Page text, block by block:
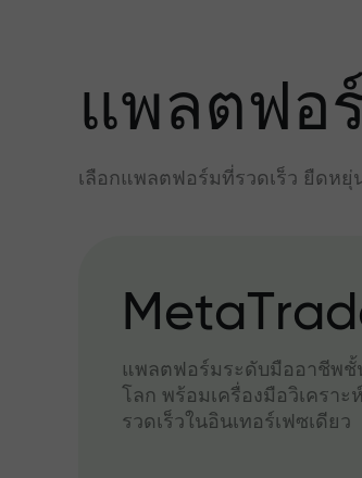
แพลตฟอ
เลือกแพลตฟอร์มที่รวดเร็ว ยืดหยุ่
แพลตฟอร์มระดับมืออาชีพชั้
โลก พร้อมเครื่องมือวิเครา
รวดเร็วในอินเทอร์เฟซเดียว